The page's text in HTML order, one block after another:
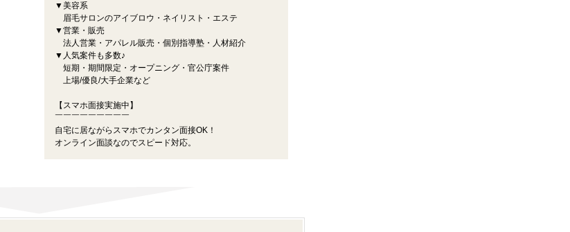
▼美容系
眉毛サロンのアイブロウ・ネイリスト・エステ
▼営業・販売
法人営業・アパレル販売・個別指導塾・人材紹介
▼人気案件も多数♪
短期・期間限定・オープニング・官公庁案件
上場/優良/大手企業など
【スマホ面接実施中】
￣￣￣￣￣￣￣￣￣
自宅に居ながらスマホでカンタン面接OK！
オンライン面談なのでスピード対応。